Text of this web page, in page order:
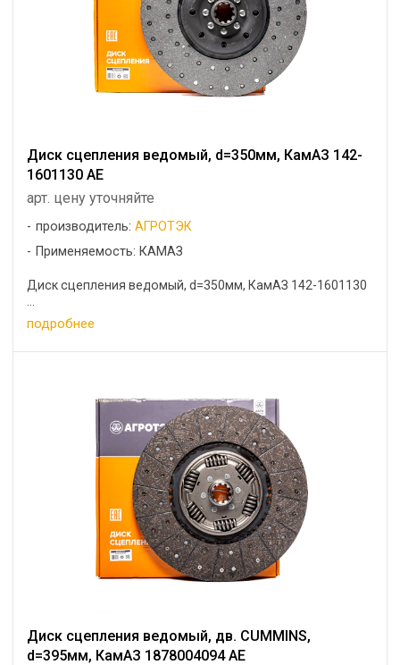
Диск сцепления ведомый, d=350мм, КамАЗ 142-
1601130 АЕ
арт. цену уточняйте
производитель:АГРОТЭК
Применяемость: КАМАЗ
Диск сцепления ведомый, d=350мм, КамАЗ 142-1601130
подробнее
Диск сцепления ведомый, дв. CUMMINS,
d=395мм, КамАЗ 1878004094 АЕ